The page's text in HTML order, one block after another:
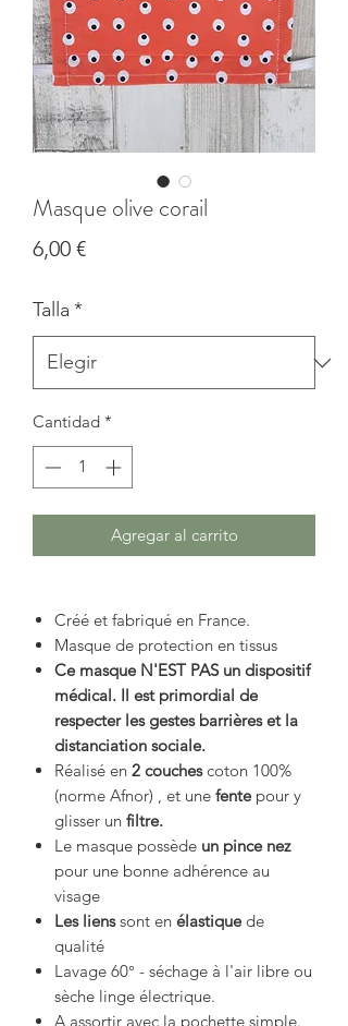
Masque olive corail
6,00 €Precio
Talla *
Cantidad *
Agregar al carrito
Créé et fabriqué en France.
Masque de protection en tissus
Ce masque N'EST PAS un dispositif
médical. Il est primordial de
respecter les gestes barrières et la
distanciation sociale.
Réalisé en 2 couchescoton 100%
(norme Afnor) , et une fentepour y
glisser un filtre.
Le masque possède un pince nez
pour une bonne adhérence au
visage
Les lienssont en élastiquede
qualité
Lavage 60° - séchage à l'air libre ou
sèche linge électrique.
A assortir avec la pochette simple.